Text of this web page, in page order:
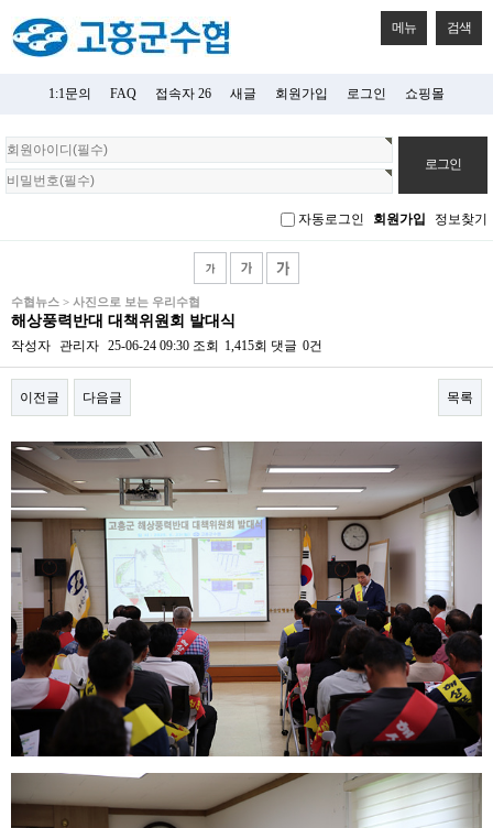
메뉴 검색
1:1문의 FAQ 접속자 26 새글 회원가입 로그인 쇼핑몰
회
원
로
자동로그인 회원가입 정보찾기
수협뉴스 > 사진으로 보는 우리수협
해상풍력반대 대책위원회 발대식
작성자 관리자 25-06-24 09:30 조회 1,415회 댓글 0건
이전글 다음글 목록
본문